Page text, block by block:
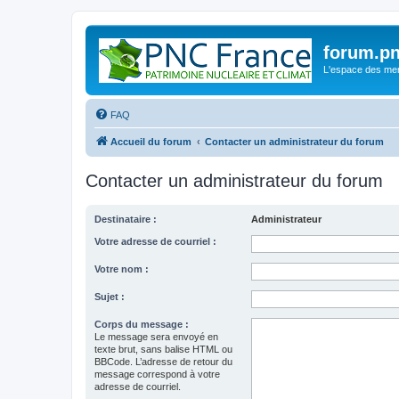
L'espace des
FAQ
Accueil du forum Contacter un administrateur du forum
Contacter un administrateur du forum
Destinataire : Administrateur
Votre adresse de courriel :
Votre nom :
Sujet :
Corps du message :
Le message sera envoyé en
texte brut, sans balise HTML ou
BBCode. L’adresse de retour du
message correspond à votre
adresse de courriel.